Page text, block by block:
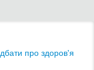
про здоров'я